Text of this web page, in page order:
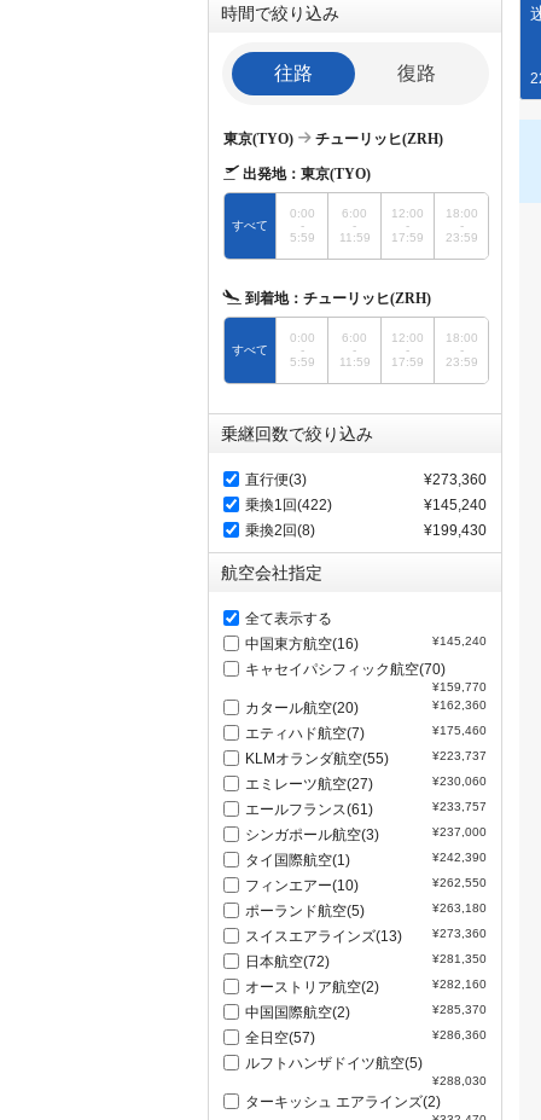
時間で絞り込み
往路 復路
東京(TYO) チューリッヒ(ZRH)
出発地： 東京(TYO)
すべて
0:00
-
5:59
6:00
-
11:59
12:00
-
17:59
18:00
-
23:59
到着地： チューリッヒ(ZRH)
すべて
0:00
-
5:59
6:00
-
11:59
12:00
-
17:59
18:00
-
23:59
乗継回数で絞り込み
直行便(3)
¥273,360
乗換1回(422)
¥145,240
乗換2回(8)
¥199,430
航空会社指定
全て表示する
中国東方航空(16)
¥145,240
キャセイパシフィック航空(70)
¥159,770
カタール航空(20) ¥162,360
エティハド航空(7) ¥175,460
KLMオランダ航空(55) ¥223,737
エミレーツ航空(27) ¥230,060
エールフランス(61) ¥233,757
シンガポール航空(3) ¥237,000
タイ国際航空(1) ¥242,390
フィンエアー(10) ¥262,550
ポーランド航空(5) ¥263,180
スイスエアラインズ(13) ¥273,360
日本航空(72) ¥281,350
オーストリア航空(2) ¥282,160
中国国際航空(2) ¥285,370
全日空(57) ¥286,360
ルフトハンザドイツ航空(5)
¥288,030
ターキッシュ エアラインズ(2)